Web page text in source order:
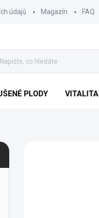
údajů Magazín FAQ
PLODY VITALITA